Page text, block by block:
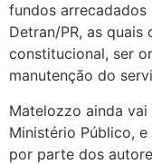
fundos
Detran/PR, as
constitucional, ser
manutenção do
Matelozzo ainda
Ministério Público,
por parte dos